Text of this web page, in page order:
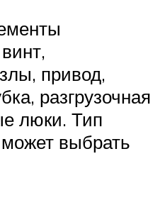
привод,
разгрузочная
люки. Тип
выбрать